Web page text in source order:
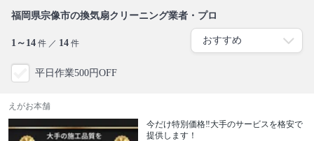
福岡県宗像市の換気扇クリーニング業者・プロ
1～14 件 ／ 14 件
平日作業500円OFF
えがお本舗
今だけ特別価格‼️大手のサービスを格安で
提供します！